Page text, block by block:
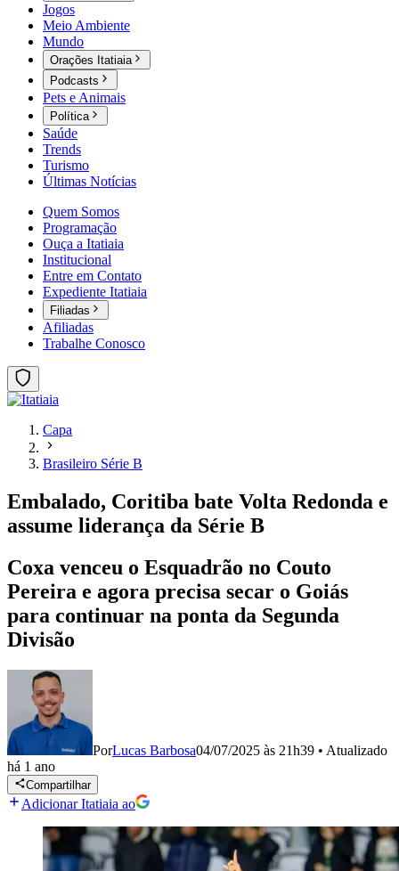
Jogos
Meio Ambiente
Mundo
Orações Itatiaia
Podcasts
Pets e Animais
Política
Saúde
Trends
Turismo
Últimas Notícias
Quem Somos
Programação
Ouça a Itatiaia
Institucional
Entre em Contato
Expediente Itatiaia
Filiadas
Afiliadas
Trabalhe Conosco
Capa
Brasileiro Série B
Embalado, Coritiba bate Volta Redonda e
assume liderança da Série B
Coxa venceu o Esquadrão no Couto
Pereira e agora precisa secar o Goiás
para continuar na ponta da Segunda
Divisão
PorLucas Barbosa04/07/2025 às 21h39 • Atualizado
há 1 ano
Compartilhar
Adicionar Itatiaia ao